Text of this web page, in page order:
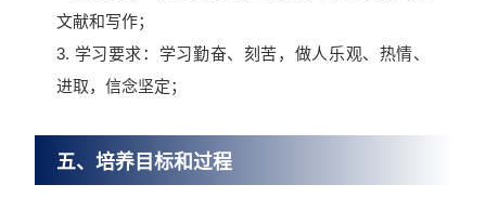
文献和写作；
3. 学习要求：学习勤奋、刻苦，做人乐观、热情、
进取，信念坚定；
五、培养目标和过程